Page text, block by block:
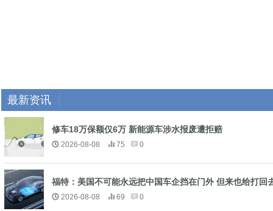
最新资讯
修车18万保额仅6万 新能源车涉水报废遭拒赔
2026-08-08 75 0
福特：美国不可能永远把中国车企挡在门外 但来也给打回
2026-08-08 69 0